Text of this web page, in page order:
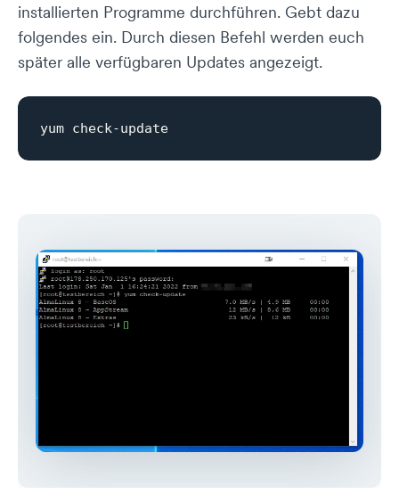
installierten Programme durchführen. Gebt dazu
folgendes ein. Durch diesen Befehl werden euch
später alle verfügbaren Updates angezeigt.